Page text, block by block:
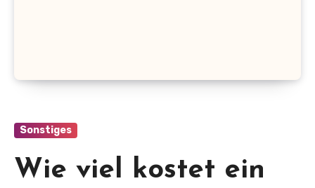
Sonstiges
Wie viel kostet ein